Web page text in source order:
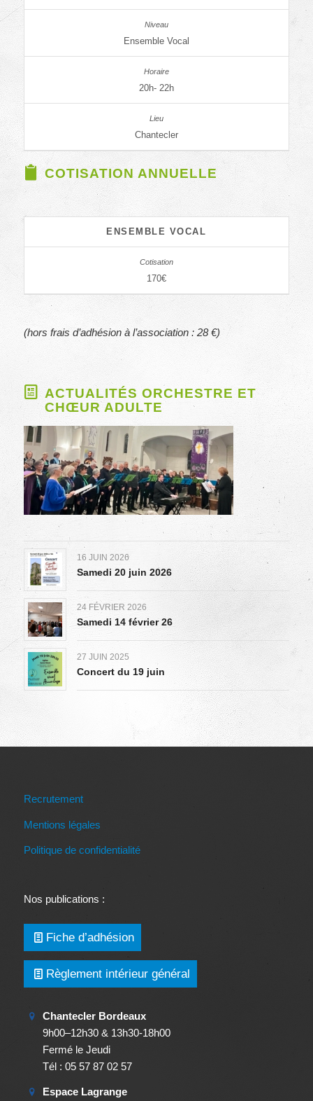
Ensemble Vocal
20h- 22h
Chantecler
COTISATION ANNUELLE
ENSEMBLE VOCAL
170€
(hors frais d’adhésion à l’association : 28 €)
ACTUALITÉS ORCHESTRE ET
CHŒUR ADULTE
16 JUIN 2026
Samedi 20 juin 2026
24 FÉVRIER 2026
Samedi 14 février 26
27 JUIN 2025
Concert du 19 juin
Recrutement
Mentions légales
Politique de confidentialité
Nos publications :
Fiche d’adhésion
Règlement intérieur général
Chantecler Bordeaux
9h00–12h30 & 13h30-18h00
Fermé le Jeudi
Tél : 05 57 87 02 57
Espace Lagrange